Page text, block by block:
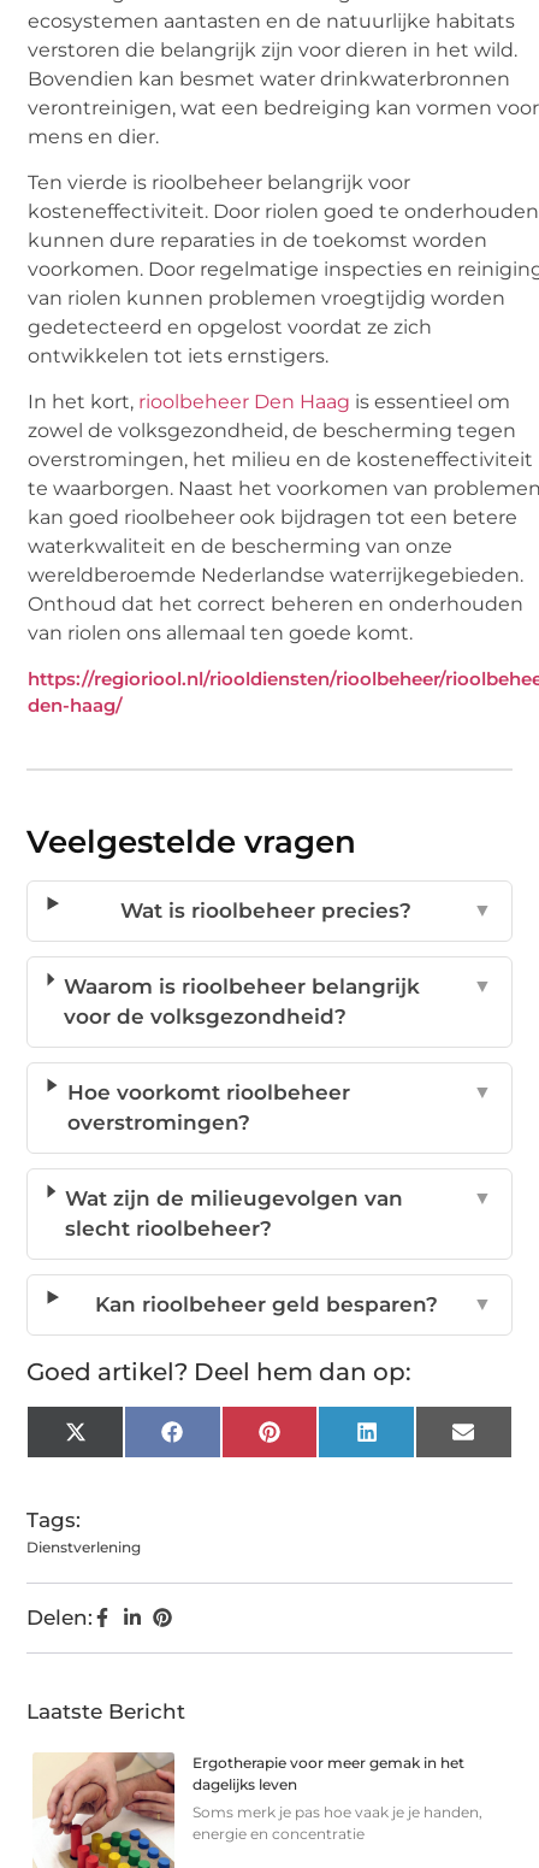
ecosystemen aantasten en de natuurlijke habitats
verstoren die belangrijk zijn voor dieren in het wild.
Bovendien kan besmet water drinkwaterbronnen
verontreinigen, wat een bedreiging kan vormen voor
mens en dier.
Ten vierde is rioolbeheer belangrijk voor
kosteneffectiviteit. Door riolen goed te
kunnen dure reparaties in de toekomst worden
voorkomen. Door regelmatige inspecties en
van riolen kunnen problemen vroegtijdig worden
gedetecteerd en opgelost voordat ze zich
ontwikkelen tot iets ernstigers.
In het kort, rioolbeheer Den Haag is essentieel om
zowel de volksgezondheid, de bescherming tegen
overstromingen, het milieu en de kosteneffectiviteit
te waarborgen. Naast het voorkomen van
kan goed rioolbeheer ook bijdragen tot een betere
waterkwaliteit en de bescherming van onze
wereldberoemde Nederlandse waterrijkegebieden.
Onthoud dat het correct beheren en onderhouden
van riolen ons allemaal ten goede komt.
https://regioriool.nl/riooldiensten/rioolbeheer/
den-haag/
Veelgestelde vragen
Wat is rioolbeheer precies? ▼
Waarom is rioolbeheer belangrijk
voor de volksgezondheid?
▼
Hoe voorkomt rioolbeheer
overstromingen?
▼
Wat zijn de milieugevolgen van
slecht rioolbeheer?
▼
Kan rioolbeheer geld besparen? ▼
Goed artikel? Deel hem dan op:
X
(Twitter)
FacebookPinterest LinkedIn Email
Tags:
Dienstverlening
Delen:
Laatste Bericht
Ergotherapie voor meer gemak in het
dagelijks leven
Soms merk je pas hoe vaak je je handen,
energie en concentratie